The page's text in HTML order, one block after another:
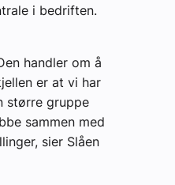
i bedriften.
handler om å
er at vi har
større gruppe
sammen med
sier Slåen